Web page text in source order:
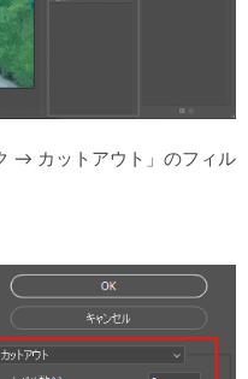
→ カットアウト」のフィル